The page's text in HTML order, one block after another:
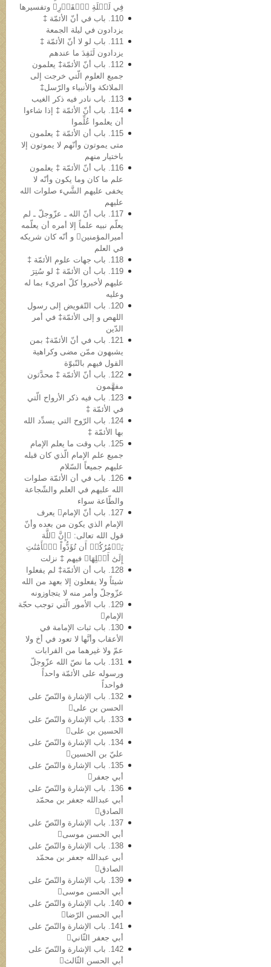
فِي لَيۡلَةِ ٱلۡقَدۡرِ﴾ وتفسیرها
110. باب في أنّ الأئمّة ‡
یزدادون في لیلة الجمعة
111. باب لو لا أنّ الأئمّة ‡
یزدادون لَنَفِدَ ما عندهم
112. باب أنّ الأئمّة‡ یعلمون
جمیع العلوم الّتي خرجت إلى
الملائکة والأنبیاء والرّسل‡
113. باب نادر فیه ذکر الغیب
114. باب أنّ الأئمّة ‡ إذا شاءوا
أن یعلموا عُلِّموا
115. باب أن الأئمّة ‡ یعلمون
متی یموتون وأنّهم لا یموتون إلا
باختیار منهم
116. باب أنّ الأئمّة ‡ یعلمون
علم ما کان وما یکون وأنّه لا
یخفی علیهم الشَّيء صلوات الله
علیهم
117. باب أنّ الله ـ عزّوجلّ ـ لم
یعلّم نبیه علماً إلا أمره أن یعلّمه
أمیرالمؤمنین و أنّه کان شریکه
في العلم
118. باب جهات علوم الأئمّة ‡
119. باب أن الأئمّة ‡ لو سُتِرَ
علیهم لأخبروا کلّ امريء بما له
وعلیه
120. باب التّفویض إلی رسول
اللهص و إلی الأئمّة‡ في أمر
الدّین
121. باب في أنّ الأئمّة‡ بمن
یشبهون ممّن مضی وکراهیة
القول فیهم بالنّبوّة
122. باب أنّ الأئمّة ‡ محدَّثون
مفهَّمون
123. باب فیه ذکر الأرواح الّتي
في الأئمّة ‡
124. باب الرّوح التي یسدِّد الله
بها الأئمّة ‡
125. باب وقت ما یعلم الإمام
جمیع علم الإمام الّذي کان قبله
علیهم جمیعاً السّلام
126. باب في أن الأئمّة صلوات
الله علیهم في العلم والشّجاعة
والطّاعة سواء
127. باب أنّ الإمام یعرف
الإمام الذي یکون من بعده وأنّ
قول الله تعالى: ﴿إِنَّ ٱللَّهَ
يَأۡمُرُكُمۡ أَن تُؤَدُّواْ ٱلۡأَمَٰنَٰتِ
إِلَىٰٓ أَهۡلِهَا﴾ فیهم ‡ نزلت
128. باب أن الأئمّة‡ لم یفعلوا
شیئاً ولا یفعلون إلا بعهد من الله
عزّوجلّ وأمر منه لا یتجاوزونه
129. باب الأمور الّتي توجب حجّة
الإمام
130. باب ثبات الإمامة في
الأعقاب وأنَّها لا تعود في أخ ولا
عمّ ولا غیرهما من القرابات
131. باب ما نصّ الله عزّوجلّ
ورسوله علی الأئمّة واحداً
فواحداً
132. باب الإشارة والنّصّ على
الحسن بن علی
133. باب الإشارة والنّصّ علی
الحسین بن علی
134. باب الإشارة والنّصّ علی
عليّ بن الحسین
135. باب الإشارة والنّصّ علی
أبي جعفر
136. باب الإشارة والنّصّ علی
أبي عبدالله جعفر بن محمّد
الصادق
137. باب الإشارة والنّصّ علی
أبي الحسن موسی
138. باب الإشارة والنّصّ علی
أبي عبدالله جعفر بن محمّد
الصادق
139. باب الإشارة والنّصّ علی
أبي الحسن موسی
140. باب الإشارة والنّصّ علی
أبي الحسن الرّضا
141. باب الإشارة والنّصّ علی
أبي جعفر الثّاني
142. باب الإشارة والنّصّ علی
أبي الحسن الثّالث